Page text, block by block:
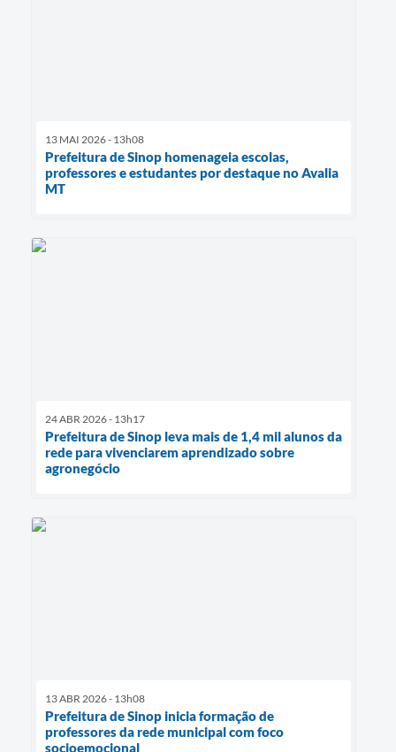
13 MAI 2026 - 13h08
Prefeitura de Sinop homenageia escolas,
professores e estudantes por destaque no Avalia
MT
24 ABR 2026 - 13h17
Prefeitura de Sinop leva mais de 1,4 mil alunos da
rede para vivenciarem aprendizado sobre
agronegócio
13 ABR 2026 - 13h08
Prefeitura de Sinop inicia formação de
professores da rede municipal com foco
socioemocional